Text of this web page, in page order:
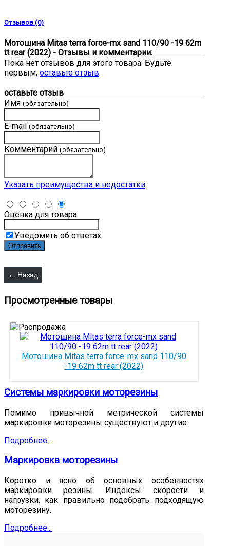
Отзывов (0)
Мотошина Mitas terra force-mx sand 110/90 -19 62m
tt rear (2022) - Отзывы и комментарии:
Пока нет отзывов для этого товара. Будьте
первым, оставьте отзыв.
оставьте отзыв
Имя (обязательно)
E-mail (обязательно)
Комментарий (обязательно)
Указать преимущества и недостатки
Оценка для товара
Уведомить об ответах
Просмотренные товары
Мотошина Mitas terra force-mx sand 110/90
-19 62m tt rear (2022)
Системы маркировки моторезины
Помимо привычной метрической системы
маркировки моторезины существуют и другие.
Подробнее...
Маркировка моторезины
Коротко и ясно об основных особенностях
маркировки резины. Индексы скорости и
нагрузки, как правильно подобрать подходящую
моторезину.
Подробнее...